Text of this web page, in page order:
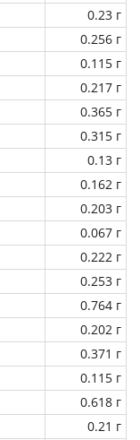
0.23 г
0.256 г
0.115 г
0.217 г
0.365 г
0.315 г
0.13 г
0.162 г
0.203 г
0.067 г
0.222 г
0.253 г
0.764 г
0.202 г
0.371 г
0.115 г
0.618 г
0.21 г